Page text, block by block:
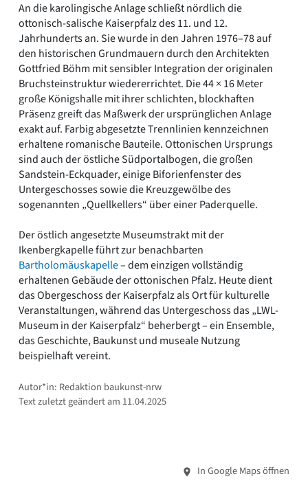
An die karolingische Anlage schließt nördlich die
ottonisch-salische Kaiserpfalz des 11. und 12.
Jahrhunderts an. Sie wurde in den Jahren 1976–78 auf
den historischen Grundmauern durch den Architekten
Gottfried Böhm mit sensibler Integration der originalen
Bruchsteinstruktur wiedererrichtet. Die 44 × 16 Meter
große Königshalle mit ihrer schlichten, blockhaften
Präsenz greift das Maßwerk der ursprünglichen Anlage
exakt auf. Farbig abgesetzte Trennlinien kennzeichnen
erhaltene romanische Bauteile. Ottonischen Ursprungs
sind auch der östliche Südportalbogen, die großen
Sandstein-Eckquader, einige Biforienfenster des
Untergeschosses sowie die Kreuzgewölbe des
sogenannten „Quellkellers“ über einer Paderquelle.
Der östlich angesetzte Museumstrakt mit der
Ikenbergkapelle führt zur benachbarten
Bartholomäuskapelle– dem einzigen vollständig
erhaltenen Gebäude der ottonischen Pfalz. Heute dient
das Obergeschoss der Kaiserpfalz als Ort für kulturelle
Veranstaltungen, während das Untergeschoss das „LWL-
Museum in der Kaiserpfalz“ beherbergt – ein Ensemble,
das Geschichte, Baukunst und museale Nutzung
beispielhaft vereint.
Autor*in: Redaktion baukunst-nrw
Text zuletzt geändert am 11.04.2025
In Google Maps öffnen